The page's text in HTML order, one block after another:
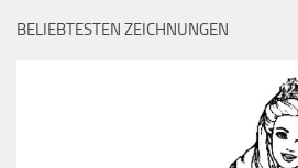
BELIEBTESTEN ZEICHNUNGEN